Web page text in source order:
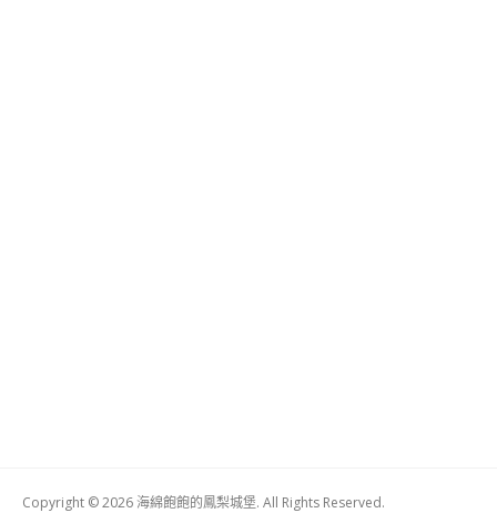
Copyright © 2026 海綿飽飽的鳳梨城堡. All Rights Reserved.